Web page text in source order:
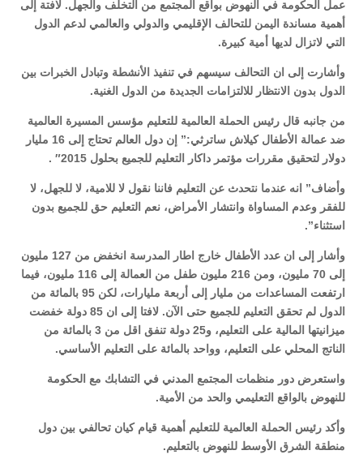
عمل الحكومة في النهوض بواقع المجتمع من التخلف والجهل. لافتة إلى
أهمية مساندة اليمن للتحالف الإقليمي والدولي والعالمي لدعم الدول
التي لاتزال لديها أمية كبيرة.
وأشارت إلى ان التحالف سيسهم في تنفيذ الأنشطة وتبادل الخبرات بين
الدول بدون الانتظار للالتزامات الجديدة من الدول الغنية.
من جانبه قال رئيس الحملة العالمية للتعليم مؤسس المسيرة العالمية
ضد عمالة الأطفال كيلاش ساترثي:” إن دول العالم تحتاج إلى 16 مليار
دولار لتحقيق مقررات مؤتمر داكار التعليم للجميع بحلول 2015″ .
وأضاف” انه عندما نتحدث عن التعليم فاننا نقول لا للامية، لا للجهل، لا
للفقر وعدم المساواة وانتشار الأمراض، نعم التعليم حق للجميع بدون
استثناء”.
وأشار إلى ان عدد الأطفال خارج اطار المدرسة انخفض من 127 مليون
إلى 70 مليون، ومن 216 مليون طفل من العمالة إلى 116 مليون، فيما
ارتفعت المساعدات من مليار إلى أربعة مليارات، لكن 95 بالمائة من
الدول لم تحقق التعليم للجميع حتى الآن. لافتا إلى ان 85 دولة خفضت
ميزانيتها المالية على التعليم، و25 دولة تنفق اقل من 3 بالمائة من
الناتج المحلي على التعليم، وواحد بالمائة على التعليم الأساسي.
واستعرض دور منظمات المجتمع المدني في التشابك مع الحكومة
للنهوض بالواقع التعليمي والحد من الأمية.
وأكد رئيس الحملة العالمية للتعليم أهمية قيام كيان تحالفي بين دول
منطقة الشرق الأوسط للنهوض بالتعليم.